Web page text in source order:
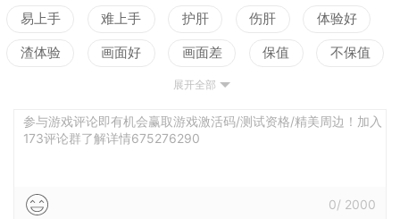
易上手 难上手 护肝 伤肝 体验好
渣体验 画面好 画面差 保值 不保值
测试
展开全部
参与游戏评论即有机会赢取游戏激活码/测试资格/精美周边！加入
173评论群了解详情675276290
0/ 2000